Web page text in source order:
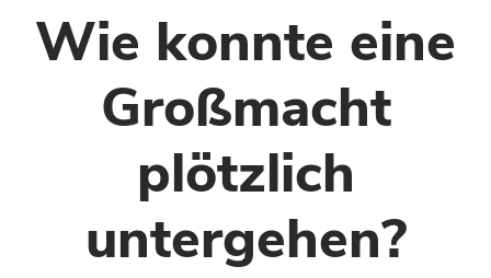
Wie konnte eine
Großmacht
plötzlich
untergehen?